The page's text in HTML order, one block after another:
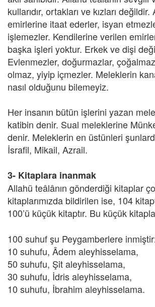
kullarıdır, ortakları ve kızları
emirlerine itaat ederler, isyan
işlemezler. Kendilerine verilen
başka işleri yoktur. Erkek ve dişi
Evlenmezler, doğurmazlar,
olmaz, yiyip içmezler. Meleklerin
nasıl olduğunu bilemeyiz.
Her insanın bütün işlerini yazan
katibin denir. Sual meleklerine
denir. Meleklerin en üstünleri
İsrafil, Mikail, Azrail.
3- Kitaplara inanmak
Allahü teâlânın gönderdiği kitaplar
kitaplarımızda bildirilen ise, 104
100’ü küçük kitaptır. Bu küçük
100 suhuf şu Peygamberlere
10 suhufu, Âdem aleyhisselama,
50 suhufu, Şit aleyhisselama,
30 suhufu, İdris aleyhisselama,
10 suhufu, İbrahim aleyhisselama.